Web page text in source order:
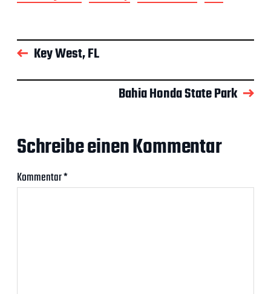
Key West, FL
Bahia Honda State Park
Schreibe einen Kommentar
Kommentar*